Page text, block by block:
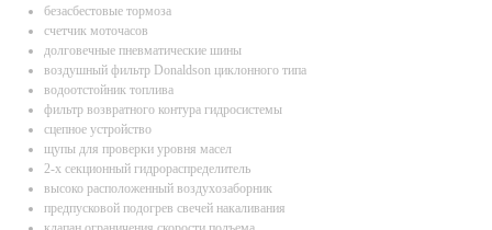
безасбестовые тормоза
счетчик моточасов
долговечные пневматические шины
воздушный фильтр Donaldson циклонного типа
водоотстойник топлива
фильтр возвратного контура гидросистемы
сцепное устройство
щупы для проверки уровня масел
2-х секционный гидрораспределитель
высоко расположенный воздухозаборник
предпусковой подогрев свечей накаливания